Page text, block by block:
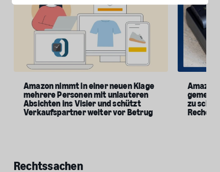
Amazon nimmt in einer neuen Klage
mehrere Personen mit unlauteren
Absichten ins Visier und schützt
Verkaufspartner weiter vor Betrug
Amazon
zu
Rechtssachen